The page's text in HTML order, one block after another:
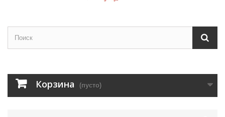
Корзина (пусто)